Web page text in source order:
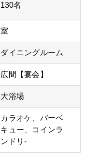
130名
室
ダイニングルーム
広間【宴会】
大浴場
カラオケ、バーベ
キュー、コインラ
ンドリ-